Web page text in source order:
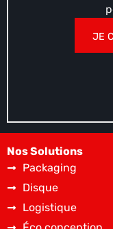
JE
Nos Solutions
Packaging
Disque
Logistique